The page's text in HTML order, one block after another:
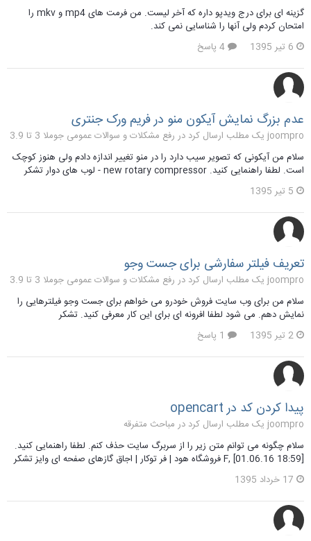
گزینه ای برای درج ویدپو داره که آخر لیست. من فرمت های mp4 و mkv را
امتحان کردم ولی آنها را شناسایی نمی کند.
6 تیر 1395
عدم بزرگ نمایش آیکون منو در فریم ورک جنتری
joompro یک مطلب ارسال کرد در
رفع مشکلات و سوالات عمومی جوملا 3 تا 3.9
سلام من آیکونی که تصویر سیب دارد را در منو تغییر اندازه دادم ولی هنوز کوچک
است. لطفا راهنمایی کنید. new rotary compressor - لوب های دوار تشکر
5 تیر 1395
تعریف فیلتر سفارشی برای جست وجو
joompro یک مطلب ارسال کرد در
رفع مشکلات و سوالات عمومی جوملا 3 تا 3.9
سلام من برای وب سایت فروش خودرو می خواهم برای جست وجو فیلترهایی را
نمایش دهم. می شود لطفا افرونه ای برای این کار معرفی کنید. تشکر
2 تیر 1395
پیدا کردن کد در opencart
joompro یک مطلب ارسال کرد در
مباحث متفرقه
سلام چگونه می توانم متن زیر را از سربرگ سایت حذف کنم. لطفا راهنمایی کنید.
F, [01.06.16 18:59] فروشگاه هود | فر توکار | اجاق گازهای صفحه ای وایز تشکر
17 خرداد 1395